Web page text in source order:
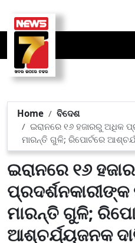
Home
ବିଦେଶ
ଇରାନରେ ୧୬ ହଜାରରୁ ଅଧିକ
ମାରନ୍ତି ଗୁଳି; ରିପୋର୍ଟରେ
ଇରାନରେ ୧୬
ମାରନ୍ତି ଗୁଳି;
ଆଶ୍ଚର୍ଯ୍ୟଜନକ